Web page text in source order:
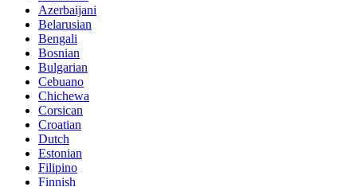
Azerbaijani
Belarusian
Bengali
Bosnian
Bulgarian
Cebuano
Chichewa
Corsican
Croatian
Dutch
Estonian
Filipino
Finnish